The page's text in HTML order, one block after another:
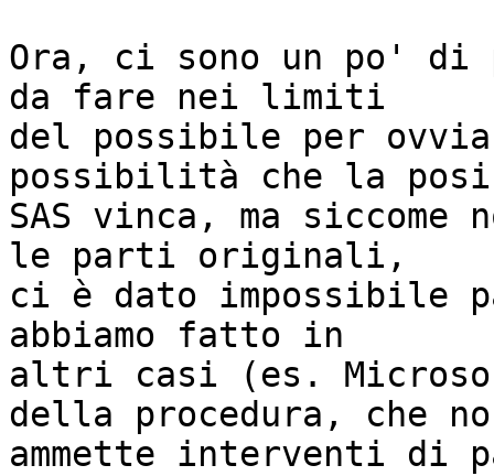
Ora, ci sono un po' di
da fare nei limiti
del possibile per
possibilità che la
SAS vinca, ma siccome
le parti originali,
ci è dato impossibile
abbiamo fatto in
altri casi (es.
della procedura, che
ammette interventi di